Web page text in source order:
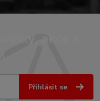
Přihlásit se